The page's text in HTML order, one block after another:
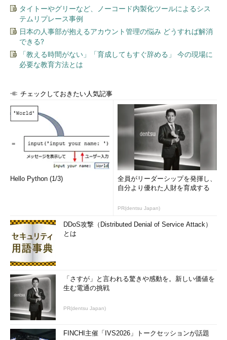
タイトーやグリーなど、ノーコード内製化ツールによるシス
テムリプレース事例
日本の人事部が抱えるアカウント管理の悩み どうすれば解消
できる?
「教える時間がない」「育成してもすぐ辞める」 今の現場に
必要な教育方法とは
チェックしておきたい人気記事
Hello Python (1/3)
全員がリーダーシップを発揮し、
自分より優れた人財を育成する
PR(dentsu Japan)
DDoS攻撃（Distributed Denial of Service Attack）
とは
「さすが」と言われる驚きや感動を。新しい価値を
生む電通の挑戦
PR(dentsu Japan)
FINCHI主催「IVS2026」トークセッションが話題